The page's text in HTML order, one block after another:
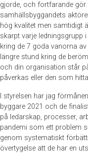
gjorde, och fortfarande
samhällsbyggandets
hög kvalitet men samtidigt
skarpt varje ledningsgrupp
kring de 7 goda vanorna
längre stund kring de
och din organisation står
påverkas eller den som
I styrelsen har jag
byggare 2021 och de
på ledarskap, processer,
pandemi som ett problem
genom systematiskt
övertygelse att de har en